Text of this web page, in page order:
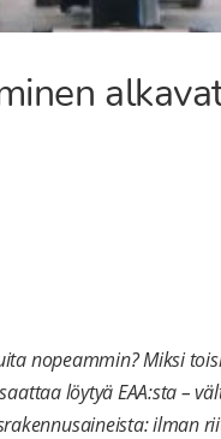
nopeammin? Miksi
löytyä EAA:sta –
ilman